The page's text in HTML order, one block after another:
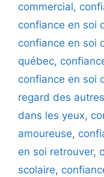
commercial,
confiance en soi
confiance en soi
québec,
confiance en soi
regard des autres
dans les yeux,
amoureuse,
en soi retrouver,
scolaire,